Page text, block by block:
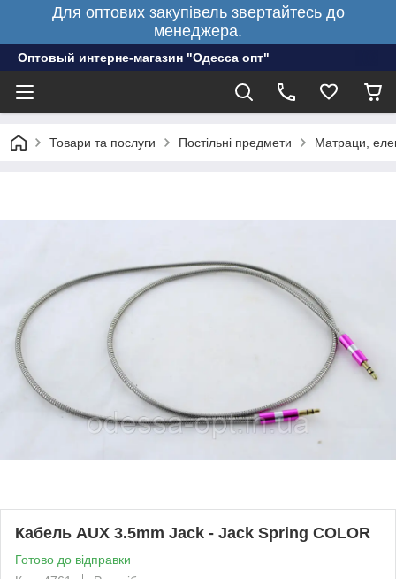
Для оптових закупівель звертайтесь до
менеджера.
Оптовый интерне-магазин "Одесса опт"
Товари та послуги Постільні предмети Матраци,
Кабель AUX 3.5mm Jack - Jack Spring COLOR
Готово до відправки